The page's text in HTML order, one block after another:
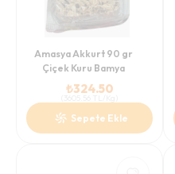
Amasya Akkurt 90 gr
Çiçek Kuru Bamya
₺324.50
Sepete Ekle